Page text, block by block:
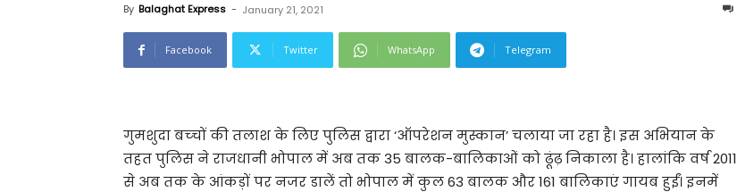
By Balaghat Express - January 21, 2021
Facebook Twitter WhatsApp Telegram
गुमशुदा बच्‍चों की तलाश के लिए पुलिस द्वारा ‘ऑपरेशन मुस्कान’ चलाया जा रहा है। इस अभियान के
तहत पुलिस ने राजधानी भोपाल में अब तक 35 बालक-बालिकाओं को ढूंढ़ निकाला है। हालांकि वर्ष 2011
से अब तक के आंकड़ों पर नजर डालें तो भोपाल में कुल 63 बालक और 161 बालिकाएं गायब हुईं। इनमें